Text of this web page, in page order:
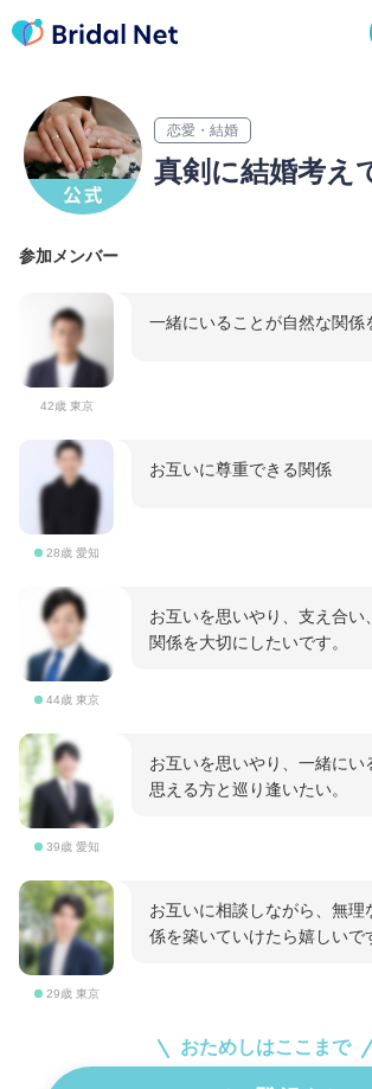
恋愛・結婚
真剣に結婚考え
参加メンバー
42歳 東京
一緒にいることが自然な関係
28歳 愛知
お互いに尊重できる関係
44歳 東京
お互いを思いやり、支え合い
関係を大切にしたいです。
39歳 愛知
お互いを思いやり、一緒にい
思える方と巡り逢いたい。
29歳 東京
お互いに相談しながら、無理
係を築いていけたら嬉しいで
おためしはここまで